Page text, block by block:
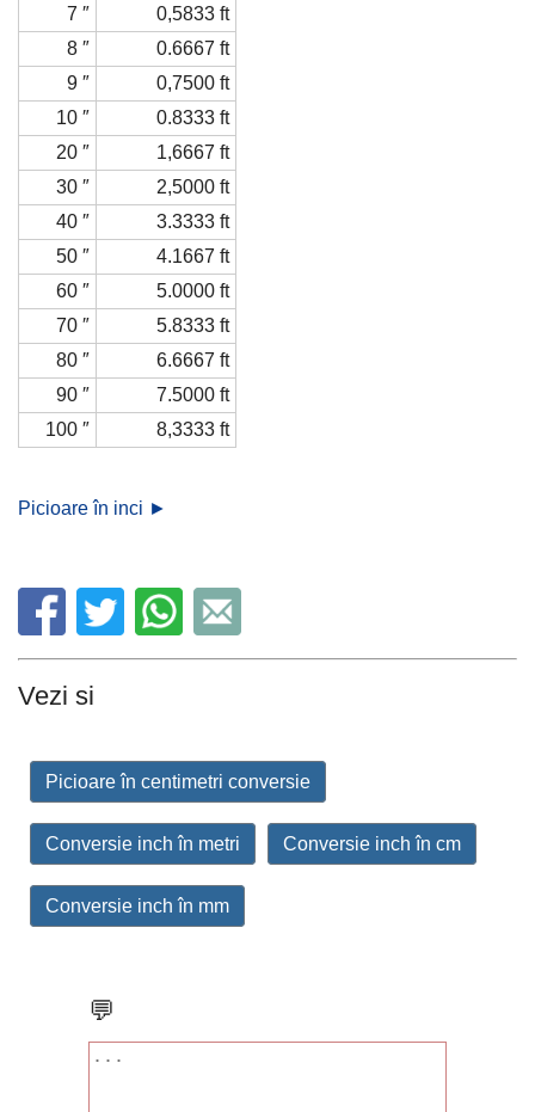
7 ″
0,5833 ft
8 ″
0.6667 ft
9 ″
0,7500 ft
10 ″
0.8333 ft
20 ″
1,6667 ft
30 ″
2,5000 ft
40 ″
3.3333 ft
50 ″
4.1667 ft
60 ″
5.0000 ft
70 ″
5.8333 ft
80 ″
6.6667 ft
90 ″
7.5000 ft
100 ″
8,3333 ft
Picioare în inci ►
Vezi si
Picioare în centimetri conversie
Conversie inch în metri Conversie inch în cm
Conversie inch în mm
💬